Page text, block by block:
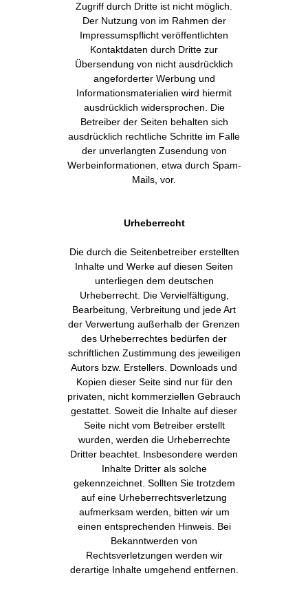
Zugriff durch Dritte ist nicht möglich.
Der Nutzung von im Rahmen der
Impressumspflicht veröffentlichten
Kontaktdaten durch Dritte zur
Übersendung von nicht ausdrücklich
angeforderter Werbung und
Informationsmaterialien wird hiermit
ausdrücklich widersprochen. Die
Betreiber der Seiten behalten sich
ausdrücklich rechtliche Schritte im Falle
der unverlangten Zusendung von
Werbeinformationen, etwa durch Spam-
Mails, vor.
Urheberrecht
Die durch die Seitenbetreiber erstellten
Inhalte und Werke auf diesen Seiten
unterliegen dem deutschen
Urheberrecht. Die Vervielfältigung,
Bearbeitung, Verbreitung und jede Art
der Verwertung außerhalb der Grenzen
des Urheberrechtes bedürfen der
schriftlichen Zustimmung des jeweiligen
Autors bzw. Erstellers. Downloads und
Kopien dieser Seite sind nur für den
privaten, nicht kommerziellen Gebrauch
gestattet. Soweit die Inhalte auf dieser
Seite nicht vom Betreiber erstellt
wurden, werden die Urheberrechte
Dritter beachtet. Insbesondere werden
Inhalte Dritter als solche
gekennzeichnet. Sollten Sie trotzdem
auf eine Urheberrechtsverletzung
aufmerksam werden, bitten wir um
einen entsprechenden Hinweis. Bei
Bekanntwerden von
Rechtsverletzungen werden wir
derartige Inhalte umgehend entfernen.